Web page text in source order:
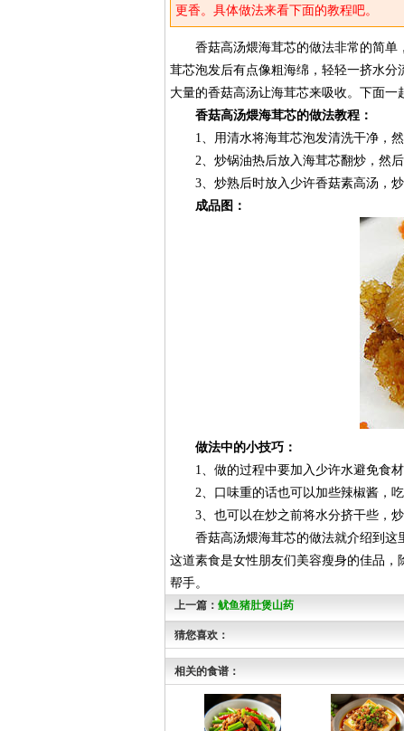
更香。具体做法来看下面的教程吧。
香菇高汤煨海茸芯的做法非常的简单
茸芯泡发后有点像粗海绵，轻轻一挤水
大量的香菇高汤让海茸芯来吸收。下面一
香菇高汤煨海茸芯的做法教程：
1、用清水将海茸芯泡发清洗干净，然
2、炒锅油热后放入海茸芯翻炒，然后
3、炒熟后时放入少许香菇素高汤，炒
成品图：
做法中的小技巧：
1、做的过程中要加入少许水避免食材
2、口味重的话也可以加些辣椒酱，吃
3、也可以在炒之前将水分挤干些，炒
香菇高汤煨海茸芯的做法就介绍到这
这道素食是女性朋友们美容瘦身的佳品
帮手。
上一篇： 鱿鱼猪肚煲山药
猜您喜欢：
相关的食谱：